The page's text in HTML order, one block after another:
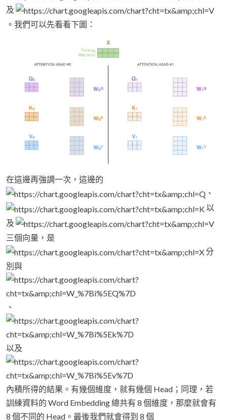
及
。我們可以先看看下圖：
在這邊再強調一次，這邊的
、
以
及
三個向量，是
分
別與
、
以及
內積所得的結果。有幾個維度，就有幾個 Head；同理，若
訓練資料的 Word Embedding 總共有 8 個維度，那麼就會有
8 個不同的 Head。最後我們就會得到 8 個